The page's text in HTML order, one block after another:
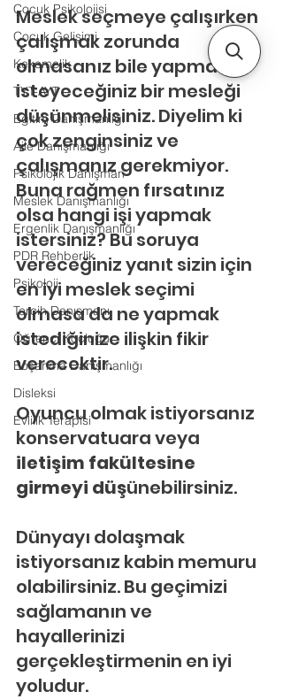
Çocuk Psikolojisi
Çocuk Gelişimi
Kekemelik
TYT-AYT
Eğitim Danışmanlığı
Aile Danışmanlığı
Psikolojik Danışman
Meslek Danışmanlığı
Ergenlik Danışmanlığı
PDR Rehberlik
Psikoloji
Tercih Danışmanı
Öğrenci Koçluğu
Boşanma Danışmanlığı
Disleksi
Evlilik Terapisi
Meslek seçmeye çalışırken
çalışmak zorunda
olmasanız bile yapmak
isteyeceğiniz bir mesleği
düşünmelisiniz. Diyelim ki
çok zenginsiniz ve
çalışmanız gerekmiyor.
Buna rağmen fırsatınız
olsa hangi işi yapmak
istersiniz? Bu soruya
vereceğiniz yanıt sizin için
en iyi meslek seçimi
olmasa da ne yapmak
istediğinize ilişkin fikir
verecektir.
Oyuncu olmak istiyorsanız
konservatuara veya
iletişim fakültesine
girmeyi düşünebilirsiniz.
Dünyayı dolaşmak
istiyorsanız kabin memuru
olabilirsiniz. Bu geçimizi
sağlamanın ve
hayallerinizi
gerçekleştirmenin en iyi
yoludur.